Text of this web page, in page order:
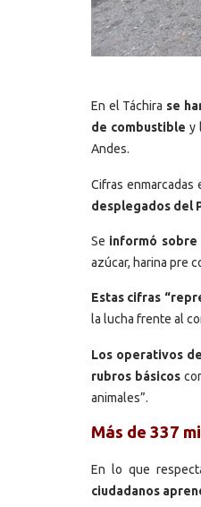
En el Táchira se
de combustible y
Andes.
Cifras
desplegados del
Se informó sobre
azúcar, harina pre
Estas cifras
la lucha frente al
Los operativos
rubros básicos
animales”.
Más de 337
En lo que
ciudadanos